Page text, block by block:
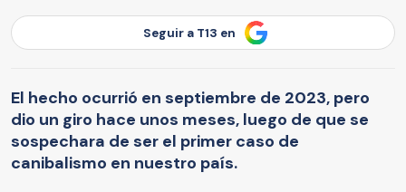
Seguir a T13 en
El hecho ocurrió en septiembre de 2023, pero
dio un giro hace unos meses, luego de que se
sospechara de ser el primer caso de
canibalismo en nuestro país.